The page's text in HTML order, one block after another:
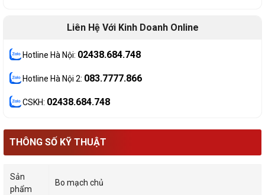
Liên Hệ Với Kinh Doanh Online
Hotline Hà Nội: 02438.684.748
Hotline Hà Nội 2: 083.7777.866
CSKH: 02438.684.748
THÔNG SỐ KỸ THUẬT
Sản
phẩm
Bo mạch chủ